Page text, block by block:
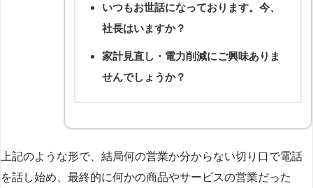
いつもお世話になっております。今、
社長はいますか？
家計見直し・電力削減にご興味ありま
せんでしょうか？
上記のような形で、結局何の営業か分からない切り口で電話
を話し始め、最終的に何かの商品やサービスの営業だった